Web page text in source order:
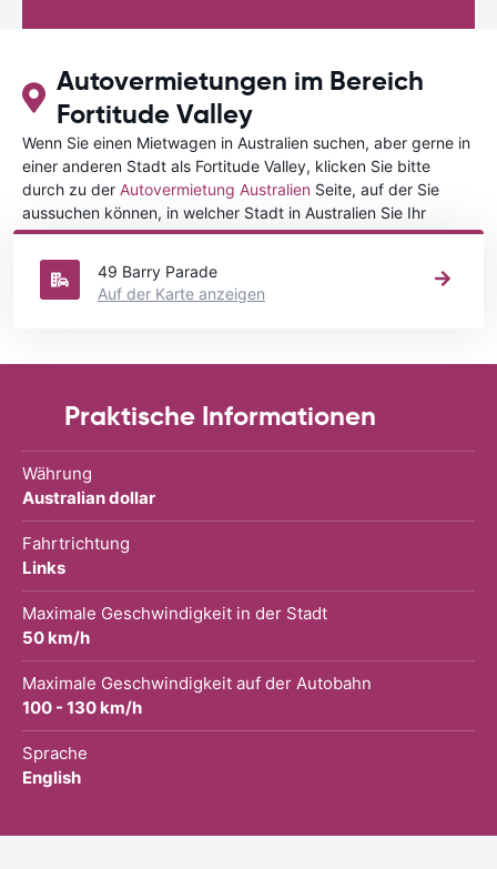
Autovermietungen im Bereich
Fortitude Valley
Wenn Sie einen Mietwagen in Australien suchen, aber gerne in
einer anderen Stadt als Fortitude Valley, klicken Sie bitte
durch zu der Autovermietung Australien Seite, auf der Sie
aussuchen können, in welcher Stadt in Australien Sie Ihr
Fahrzeug mieten wollen.
49 Barry Parade
Auf der Karte anzeigen
Praktische Informationen
Währung
Australian dollar
Fahrtrichtung
Links
Maximale Geschwindigkeit in der Stadt
50 km/h
Maximale Geschwindigkeit auf der Autobahn
100 - 130 km/h
Sprache
English